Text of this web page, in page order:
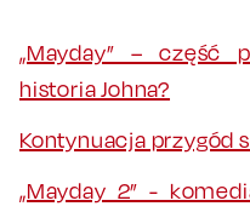
„Mayday” – część
historia Johna?
Kontynuacja przygód
„Mayday 2” -